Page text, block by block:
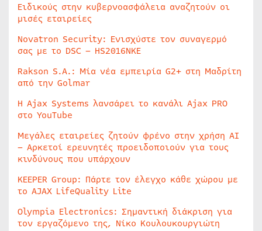
Ειδικούς στην κυβερνοασφάλεια αναζητούν οι
μισές εταιρείες
Novatron Security: Ενισχύστε τον συναγερμό
σας με το DSC – HS2016NKE
Rakson S.A.: Μία νέα εμπειρία G2+ στη Μαδρίτη
από την Golmar
Η Ajax Systems λανσάρει το κανάλι Ajax PRO
στο YouTube
Μεγάλες εταιρείες ζητούν φρένο στην χρήση AI
– Αρκετοί ερευνητές προειδοποιούν για τους
κινδύνους που υπάρχουν
KEEPER Group: Πάρτε τον έλεγχο κάθε χώρου με
το AJAX LifeQuality Lite
Olympia Electronics: Σημαντική διάκριση για
τον εργαζόμενο της, Νίκο Κουλουκουργιώτη